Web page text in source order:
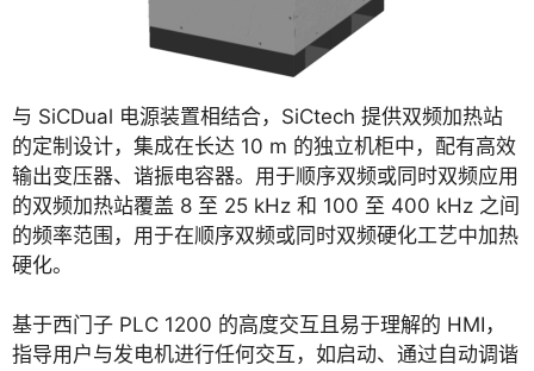
与 SiCDual 电源装置相结合，SiCtech 提供双频加热站
的定制设计，集成在长达 10 m 的独立机柜中，配有高效
输出变压器、谐振电容器。用于顺序双频或同时双频应用
的双频加热站覆盖 8 至 25 kHz 和 100 至 400 kHz 之间
的频率范围，用于在顺序双频或同时双频硬化工艺中加热
硬化。
基于西门子 PLC 1200 的高度交互且易于理解的 HMI，
指导用户与发电机进行任何交互，如启动、通过自动调谐